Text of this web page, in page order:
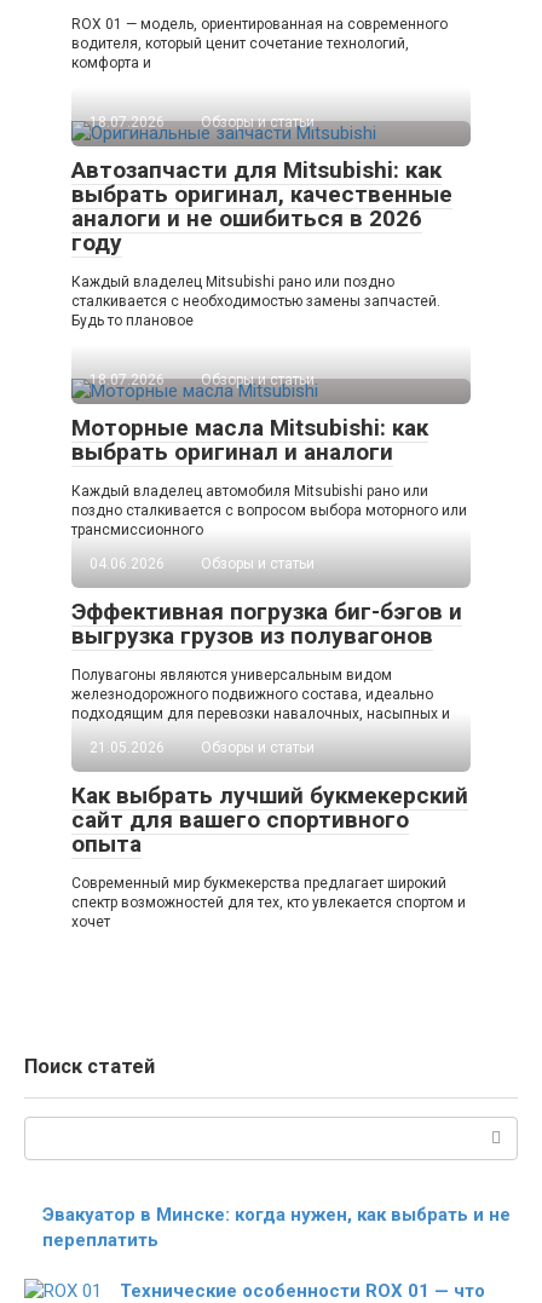
ROX 01 — модель, ориентированная на современного
водителя, который ценит сочетание технологий,
комфорта и
18.07.2026 Обзоры и статьи
Автозапчасти для Mitsubishi: как
выбрать оригинал, качественные
аналоги и не ошибиться в 2026
году
Каждый владелец Mitsubishi рано или поздно
сталкивается с необходимостью замены запчастей.
Будь то плановое
18.07.2026 Обзоры и статьи
Моторные масла Mitsubishi: как
выбрать оригинал и аналоги
Каждый владелец автомобиля Mitsubishi рано или
поздно сталкивается с вопросом выбора моторного или
трансмиссионного
04.06.2026
Обзоры и статьи
Эффективная погрузка биг-бэгов и
выгрузка грузов из полувагонов
Полувагоны являются универсальным видом
железнодорожного подвижного состава, идеально
подходящим для перевозки навалочных, насыпных и
21.05.2026
Обзоры и статьи
Как выбрать лучший букмекерский
сайт для вашего спортивного
опыта
Современный мир букмекерства предлагает широкий
спектр возможностей для тех, кто увлекается спортом и
хочет
Поиск статей
Эвакуатор в Минске: когда нужен, как выбрать и не
переплатить
Технические особенности ROX 01 — что